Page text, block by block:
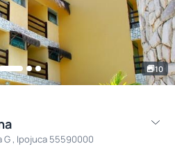
10
, Ipojuca 55590000